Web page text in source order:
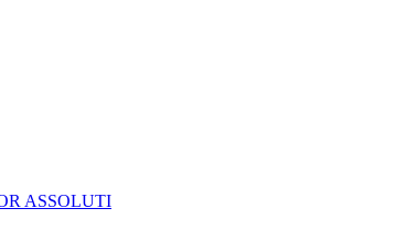
ASSOLUTI